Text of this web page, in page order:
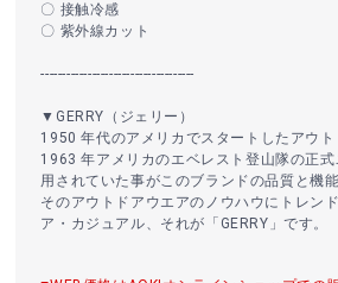
〇 接触冷感
〇 紫外線カット
------------------------------------
▼GERRY（ジェリー）
1950 年代のアメリカでスタートしたアウト
1963 年アメリカのエベレスト登山隊の正
用されていた事がこのブランドの品質と機
そのアウトドアウエアのノウハウにトレン
ア・カジュアル、それが「GERRY」です。